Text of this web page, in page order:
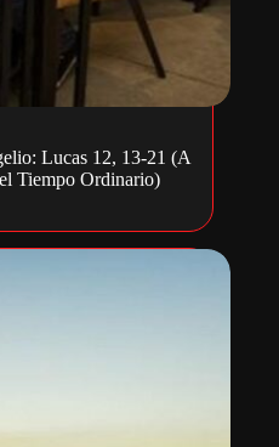
Lucas 12, 13-21 (A
Tiempo Ordinario)